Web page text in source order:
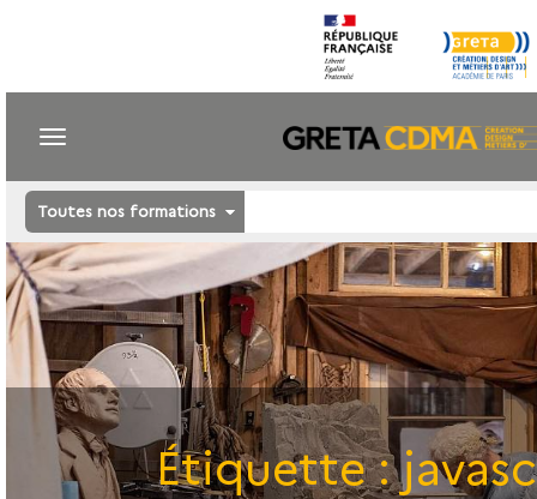
Toutes nos formations
Étiquette :